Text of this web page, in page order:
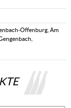
Offenburg, Am